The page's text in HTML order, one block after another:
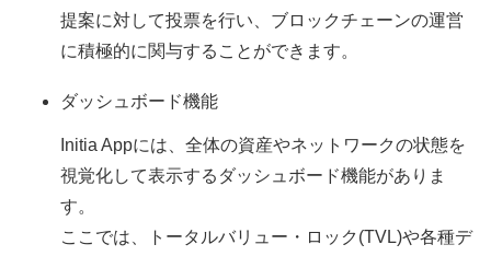
提案に対して投票を行い、ブロックチェーンの運営
に積極的に関与することができます。
ダッシュボード機能
Initia Appには、全体の資産やネットワークの状態を
視覚化して表示するダッシュボード機能がありま
す。
ここでは、トータルバリュー・ロック(TVL)や各種デ